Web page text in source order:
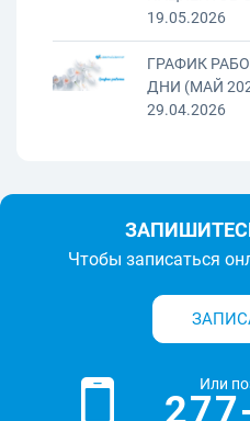
19.05.2026
ГРАФИК
ДНИ (МАЙ
29.04.2026
Чтобы записаться
Или